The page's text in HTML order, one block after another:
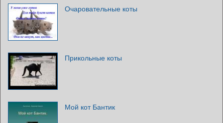
Очаровательные коты
Прикольные коты
Мой кот Бантик